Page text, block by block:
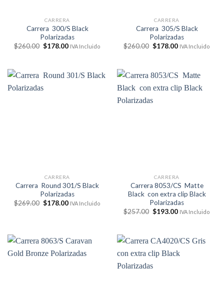
CARRERA
Carrera 300/S Black
Polarizadas
$260.00 El
$260.00.
$178.00El
$178.00.
IVA Incluido
CARRERA
Carrera 305/S Black
Polarizadas
$260.00 El
$260.00.
$178.00El
$178.00.
IVA Incluido
CARRERA
Carrera Round 301/S Black
Polarizadas
$269.00 El
$178.00ElIVA Incluido
CARRERA
Carrera 8053/CS Matte
Black con extra clip Black
Polarizadas
$257.00 El
$257.00.
$193.00El
$193.00.
IVA Incluido